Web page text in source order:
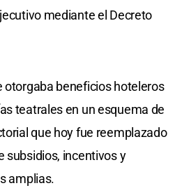
mediante el Decreto
otorgaba beneficios hoteleros
teatrales en un esquema de
que hoy fue reemplazado
subsidios, incentivos y
amplias.